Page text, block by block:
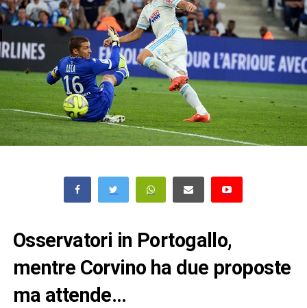
Osservatori in Portogallo,
mentre Corvino ha due proposte
ma attende…